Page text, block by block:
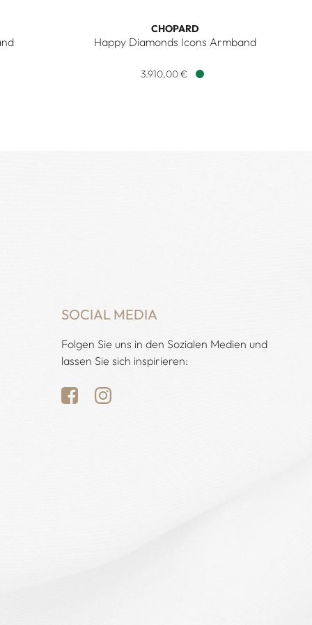
CHOPARD
Happy Diamonds Icons Armband
3.910,00 €
SOCIAL MEDIA
Folgen Sie uns in den Sozialen Medien und
lassen Sie sich inspirieren: